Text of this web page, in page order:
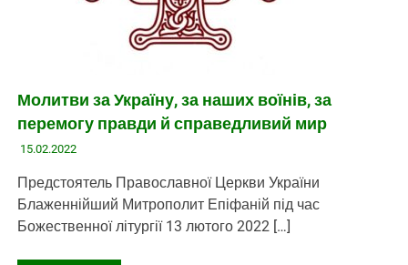
Молитви за Україну, за наших воїнів, за
перемогу правди й справедливий мир
15.02.2022
Предстоятель Православної Церкви України
Блаженнійший Митрополит Епіфаній під час
Божественної літургії 13 лютого 2022 […]